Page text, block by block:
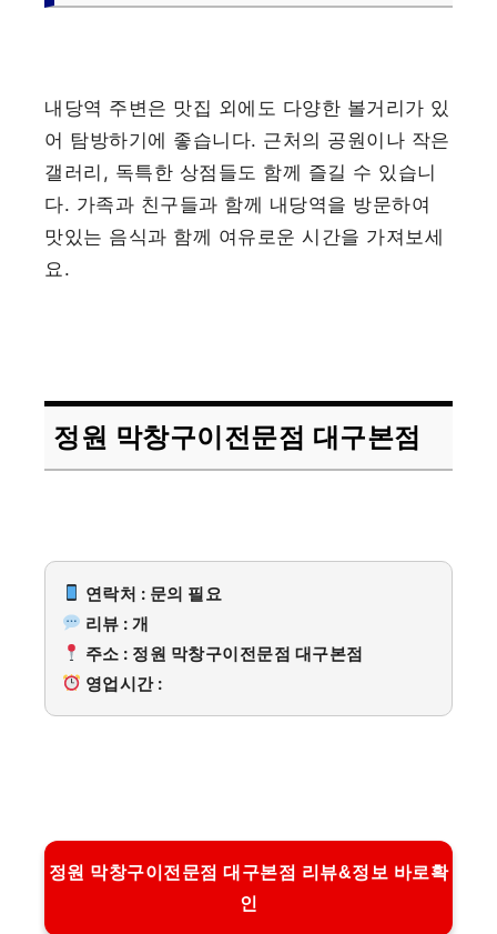
내당역 주변은 맛집 외에도 다양한 볼거리가 있
어 탐방하기에 좋습니다. 근처의 공원이나 작은
갤러리, 독특한 상점들도 함께 즐길 수 있습니
다. 가족과 친구들과 함께 내당역을 방문하여
맛있는 음식과 함께 여유로운 시간을 가져보세
요.
정원 막창구이전문점 대구본점
연락처 : 문의 필요
리뷰 : 개
주소 : 정원 막창구이전문점 대구본점
영업시간 :
정원 막창구이전문점 대구본점 리뷰&정보 바로확
인